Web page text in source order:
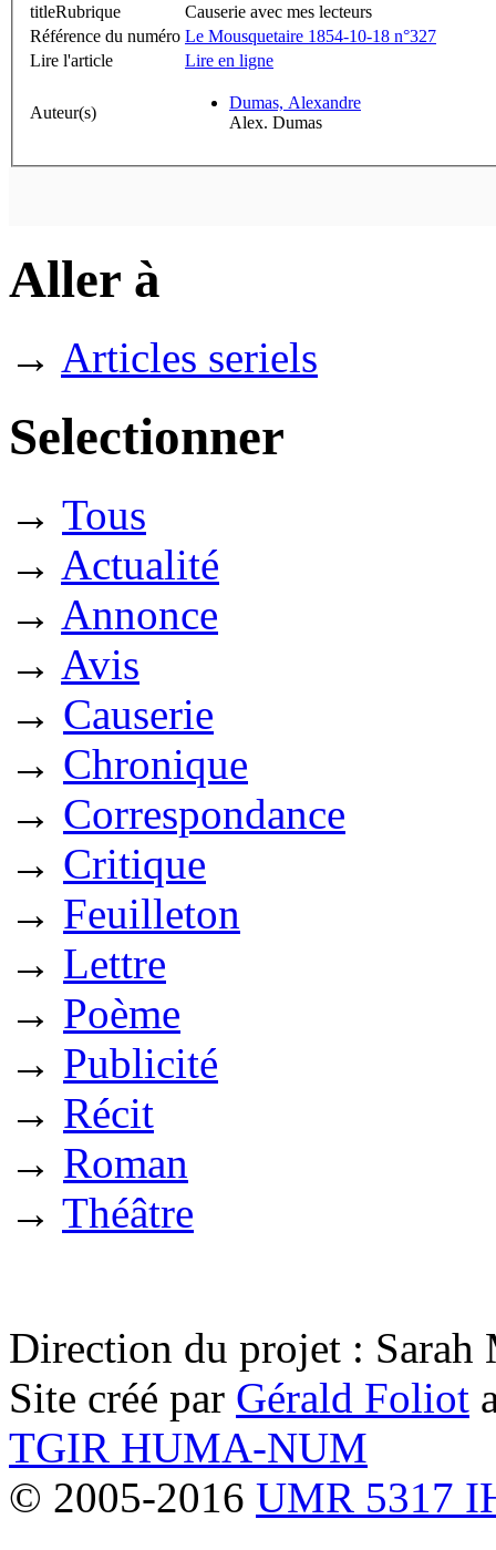
titleRubrique
Causerie avec mes lecteurs
Référence du numéro Le Mousquetaire 1854-10-18 n°327
Lire l'article
Lire en ligne
Auteur(s)
Dumas, Alexandre
Alex. Dumas
Aller à
→ Articles seriels
Selectionner
→ Tous
→ Actualité
→ Annonce
→ Avis
→ Causerie
→ Chronique
→ Correspondance
→ Critique
→ Feuilleton
→ Lettre
→ Poème
→ Publicité
→ Récit
→ Roman
→ Théâtre
Direction du projet : Sarah
Site créé par Gérald Foliot
TGIR HUMA-NUM
© 2005-2016 UMR 5317